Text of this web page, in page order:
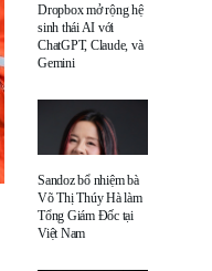
Dropbox mở rộng hệ
sinh thái AI với
ChatGPT, Claude, và
Gemini
Sandoz bổ nhiệm bà
Võ Thị Thúy Hà làm
Tổng Giám Đốc tại
Việt Nam